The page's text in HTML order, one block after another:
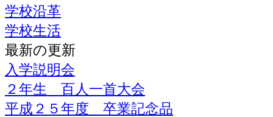
学校沿革
学校生活
最新の更新
入学説明会
２年生 百人一首大会
平成２５年度 卒業記念品